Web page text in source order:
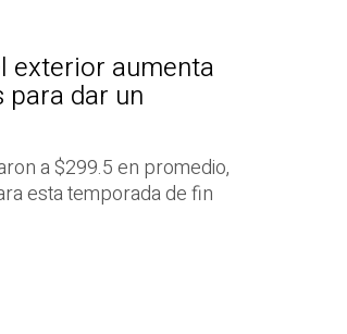
exterior aumenta
dar un
a $299.5 en promedio,
esta temporada de fin